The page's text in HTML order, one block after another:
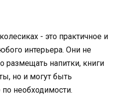
- это практичное и
интерьера. Они не
размещать напитки, книги
но и могут быть
необходимости.